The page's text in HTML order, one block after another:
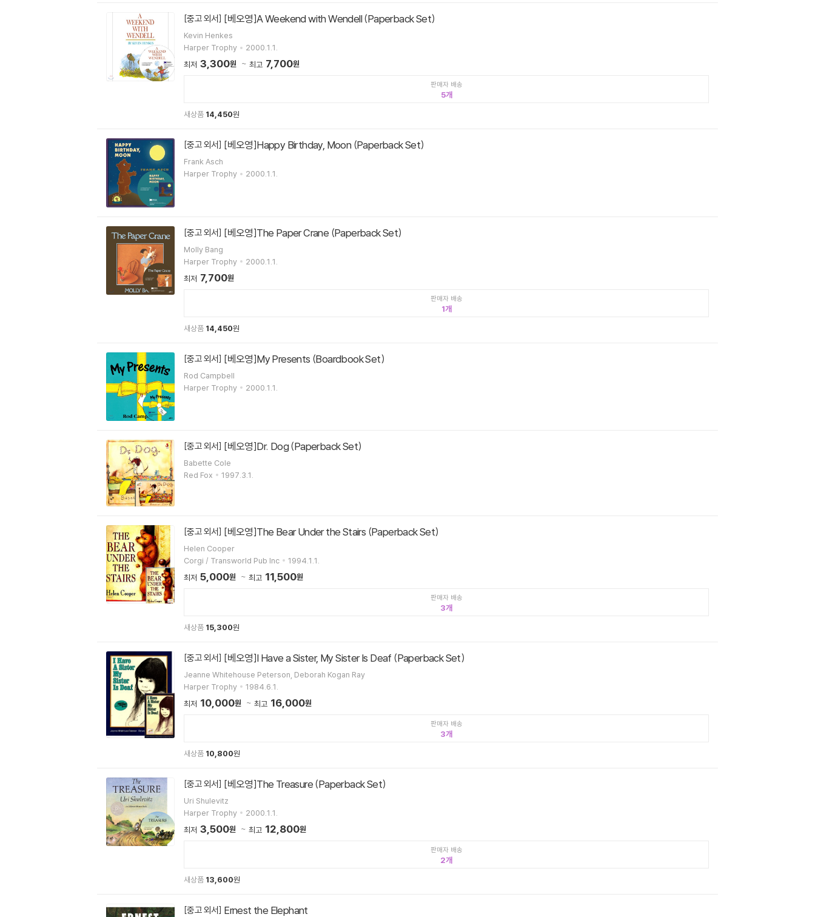
[중고 외서] [베오영]A Weekend with Wendell (Paperback Set)
Kevin Henkes
Harper Trophy
2000.1.1.
최저 3,300원 최고 7,700원
판매자 배송
5
새상품 14,450원
[중고 외서] [베오영]Happy Birthday, Moon (Paperback Set)
Frank Asch
Harper Trophy
2000.1.1.
[중고 외서] [베오영]The Paper Crane (Paperback Set)
Molly Bang
Harper Trophy
2000.1.1.
최저 7,700원
판매자 배송
1
새상품 14,450원
[중고 외서] [베오영]My Presents (Boardbook Set)
Rod Campbell
Harper Trophy
2000.1.1.
[중고 외서] [베오영]Dr. Dog (Paperback Set)
Babette Cole
Red Fox
1997.3.1.
[중고 외서] [베오영]The Bear Under the Stairs (Paperback Set)
Helen Cooper
Corgi / Transworld Pub Inc
1994.1.1.
최저 5,000원 최고 11,500원
판매자 배송
3
새상품 15,300원
[중고 외서] [베오영]I Have a Sister, My Sister Is Deaf (Paperback Set)
Jeanne Whitehouse Peterson, Deborah Kogan Ray
Harper Trophy
1984.6.1.
최저 10,000원 최고 16,000원
판매자 배송
3
새상품 10,800원
[중고 외서] [베오영]The Treasure (Paperback Set)
Uri Shulevitz
Harper Trophy
2000.1.1.
최저 3,500원 최고 12,800원
판매자 배송
2
새상품 13,600원
[중고 외서] Ernest the Elephant